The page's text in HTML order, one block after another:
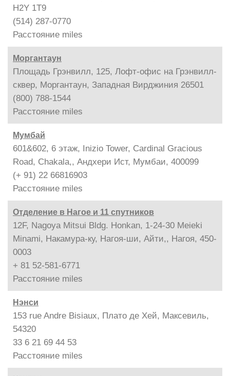
H2Y 1T9
(514) 287-0770
Расстояние miles
Моргантаун
Площадь Грэнвилл, 125, Лофт-офис на Грэнвилл-
сквер, Моргантаун, Западная Вирджиния 26501
(800) 788-1544
Расстояние miles
Мумбай
601&602, 6 этаж, Inizio Tower, Cardinal Gracious
Road, Chakala,, Андхери Ист, Мумбаи, 400099
(+ 91) 22 66816903
Расстояние miles
Отделение в Нагое и 11 спутников
12F, Nagoya Mitsui Bldg. Honkan, 1-24-30 Meieki
Minami, Накамура-ку, Нагоя-ши, Айти,, Нагоя, 450-
0003
+ 81 52-581-6771
Расстояние miles
Нэнси
153 rue Andre Bisiaux, Плато де Хей, Максевиль,
54320
33 6 21 69 44 53
Расстояние miles